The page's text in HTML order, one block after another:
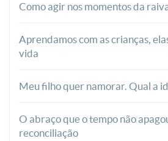
Como agir nos momentos da
Aprendamos com as crianças,
vida
Meu filho quer namorar. Qual a
O abraço que o tempo não
reconciliação